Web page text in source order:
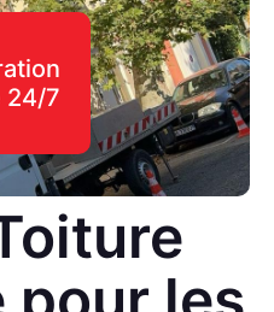
24/7